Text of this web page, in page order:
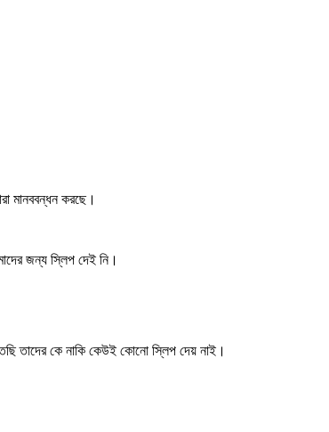
মানববন্ধন করছে।
জন্য স্লিপ দেই নি।
তাদের কে নাকি কেউই কোনো স্লিপ দেয় নাই।